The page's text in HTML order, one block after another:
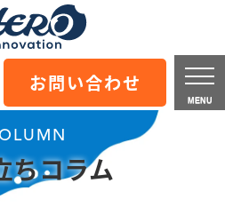
お問い合わせ
MENU
ちコラム